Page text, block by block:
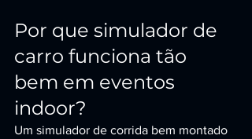
Por que simulador de
carro funciona tão
bem em eventos
indoor?
Um simulador de corrida bem montado